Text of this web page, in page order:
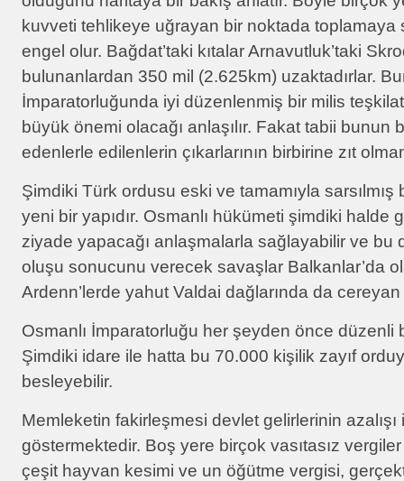
kuvveti tehlikeye uğrayan bir noktada toplamaya
engel olur. Bağdat’taki kıtalar Arnavutluk’taki
bulunanlardan 350 mil (2.625km) uzaktadırlar.
İmparatorluğunda iyi düzenlenmiş bir milis
büyük önemi olacağı anlaşılır. Fakat tabii bunun
edenlerle edilenlerin çıkarlarının birbirine zıt
Şimdiki Türk ordusu eski ve tamamıyla
yeni bir yapıdır. Osmanlı hükümeti şimdiki halde
ziyade yapacağı anlaşmalarla sağlayabilir ve bu
oluşu sonucunu verecek savaşlar Balkanlar’da
Ardenn’lerde yahut Valdai dağlarında da
Osmanlı İmparatorluğu her şeyden önce düzenli
Şimdiki idare ile hatta bu 70.000 kişilik zayıf
besleyebilir.
Memleketin fakirleşmesi devlet gelirlerinin azalışı
göstermektedir. Boş yere birçok vasıtasız
çeşit hayvan kesimi ve un öğütme vergisi,